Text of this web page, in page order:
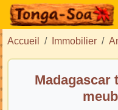
Accueil Immobilier
Madagascar